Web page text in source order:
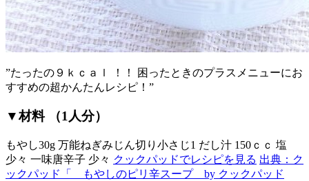
”たったの９ｋｃａｌ ！！ 困ったときのプラスメニューにお
すすめの超かんたんレシピ！”
▼材料 （1人分）
もやし30g 万能ねぎみじん切り小さじ1 だし汁 150ｃｃ 塩
少々 一味唐辛子 少々 クックパッドでレシピを見る 出典：ク
ックパッド「 もやしのピリ辛スープ by クックパッド